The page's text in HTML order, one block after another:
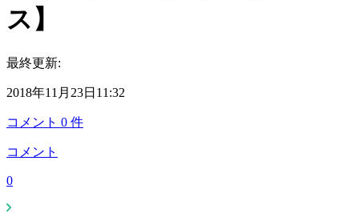
ス】
最終更新:
2018年11月23日11:32
コメント 0 件
コメント
0